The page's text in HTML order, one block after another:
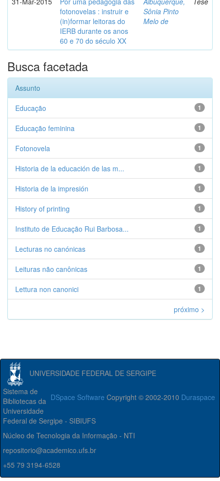
fotonovelas : instruir e
(in)formar leitoras do
IERB durante os anos
60 e 70 do século XX
Sônia Pinto
Melo de
Busca facetada
Assunto
1
Educação
1
Educação feminina
1
Fotonovela
1
Historia de la educación de las m...
1
Historia de la impresión
1
History of printing
1
Instituto de Educação Rui Barbosa...
1
Lecturas no canónicas
1
Leituras não canônicas
1
Lettura non canonici
próximo >
UNIVERSIDADE FEDERAL DE SERGIPE
DSpace Software Copyright © 2002-2010 Duraspace
Sistema de
Bibliotecas da
Universidade
Federal de Sergipe - SIBIUFS
Núcleo de Tecnologia da Informação - NTI
repositorio@academico.ufs.br
+55 79 3194-6528